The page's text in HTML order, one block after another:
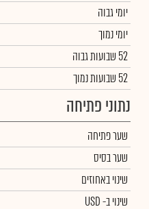
יומי גבוה
יומי נמוך
52 שבועות גבוה
52 שבועות נמוך
נתוני פתיחה
שער פתיחה
שער בסיס
שינוי באחוזים
שינויב- USD